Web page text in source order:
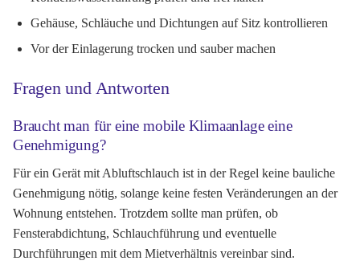
Gehäuse, Schläuche und Dichtungen auf Sitz kontrollieren
Vor der Einlagerung trocken und sauber machen
Fragen und Antworten
Braucht man für eine mobile Klimaanlage eine
Genehmigung?
Für ein Gerät mit Abluftschlauch ist in der Regel keine bauliche
Genehmigung nötig, solange keine festen Veränderungen an der
Wohnung entstehen. Trotzdem sollte man prüfen, ob
Fensterabdichtung, Schlauchführung und eventuelle
Durchführungen mit dem Mietverhältnis vereinbar sind.